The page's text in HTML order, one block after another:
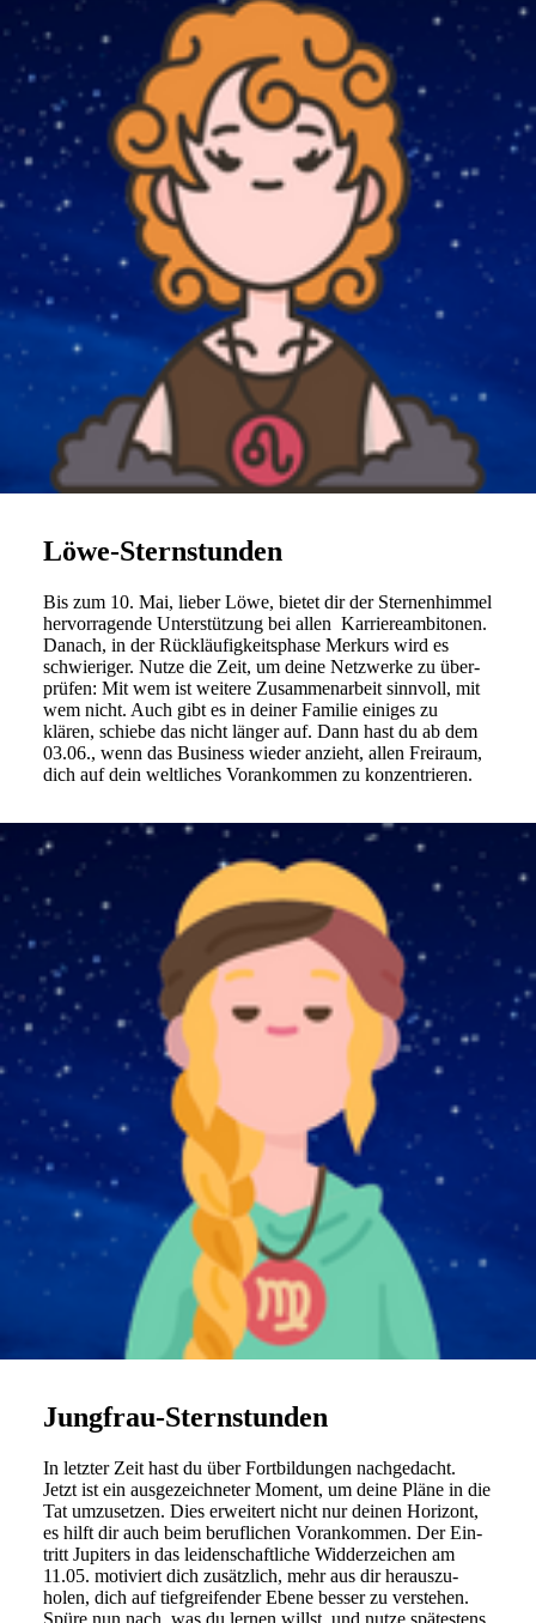
Löwe-Sternstunden
Bis zum 10. Mai, lieber Löwe, bietet dir der Ster­nen­himmel
her­vor­ra­gende Unter­stüt­zung bei allen Kar­rie­re­am­bi­tonen.
Danach, in der Rück­läu­fig­keits­phase Mer­kurs wird es
schwie­riger. Nutze die Zeit, um deine Netz­werke zu über­
prüfen: Mit wem ist wei­tere Zusam­men­ar­beit sinn­voll, mit
wem nicht. Auch gibt es in deiner Familie einiges zu
klären, schiebe das nicht länger auf. Dann hast du ab dem
03.06., wenn das Busi­ness wieder anzieht, allen Frei­raum,
dich auf dein welt­li­ches Vor­an­kommen zu konzentrieren.
Jungfrau-Sternstunden
In letzter Zeit hast du über Fort­bil­dungen nach­ge­dacht.
Jetzt ist ein aus­ge­zeich­neter Moment, um deine Pläne in die
Tat umzu­setzen. Dies erwei­tert nicht nur deinen Hori­zont,
es hilft dir auch beim beruf­li­chen Vor­an­kommen. Der Ein­
tritt Jupi­ters in das lei­den­schaft­liche Wid­der­zei­chen am
11.05. moti­viert dich zusätz­lich, mehr aus dir her­aus­zu­
holen, dich auf tief­grei­fender Ebene besser zu ver­stehen.
Spüre nun nach, was du lernen willst, und nutze spä­te­stens